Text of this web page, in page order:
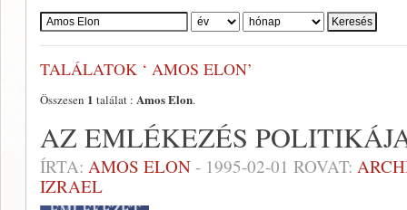
Szerző:
TALÁLATOK ‘ AMOS ELON’
Összesen 1 találat : Amos Elon.
AZ EMLÉKEZÉS
ÍRTA: AMOS ELON - 1995-02-01 ROVAT:
IZRAEL